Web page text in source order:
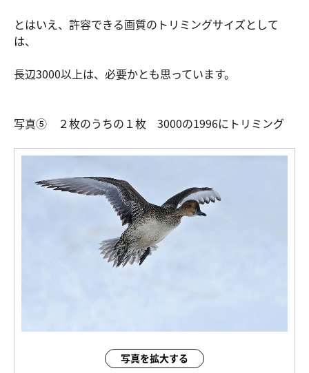
とはいえ、許容できる画質のトリミングサイズとして
は、
長辺3000以上は、必要かとも思っています。
写真⑤ ２枚のうちの１枚 3000の1996にトリミング
写真を拡大する